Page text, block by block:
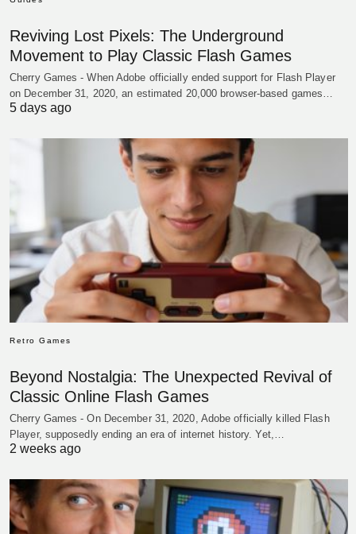
Reviving Lost Pixels: The Underground
Movement to Play Classic Flash Games
Cherry Games - When Adobe officially ended support for Flash Player
on December 31, 2020, an estimated 20,000 browser-based games…
5 days ago
Retro Games
Beyond Nostalgia: The Unexpected Revival of
Classic Online Flash Games
Cherry Games - On December 31, 2020, Adobe officially killed Flash
Player, supposedly ending an era of internet history. Yet,…
2 weeks ago